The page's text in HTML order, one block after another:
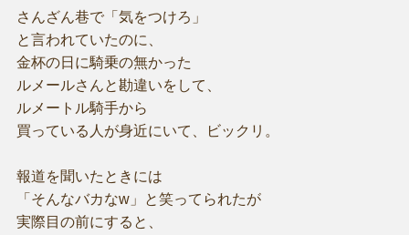
さんざん巷で「気をつけろ」
と言われていたのに、
金杯の日に騎乗の無かった
ルメールさんと勘違いをして、
ルメートル騎手から
買っている人が身近にいて、ビックリ。
報道を聞いたときには
「そんなバカなw」と笑ってられたが
実際目の前にすると、